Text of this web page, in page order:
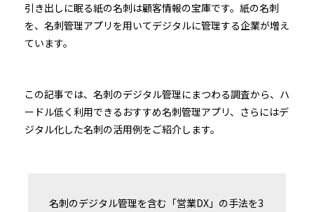
引き出しに眠る紙の名刺は顧客情報の宝庫です。紙の名刺
を、名刺管理アプリを用いてデジタルに管理する企業が増え
ています。
この記事では、名刺のデジタル管理にまつわる調査から、ハ
ードル低く利用できるおすすめ名刺管理アプリ、さらにはデ
ジタル化した名刺の活用例をご紹介します。
名刺のデジタル管理を含む「営業DX」の手法を3